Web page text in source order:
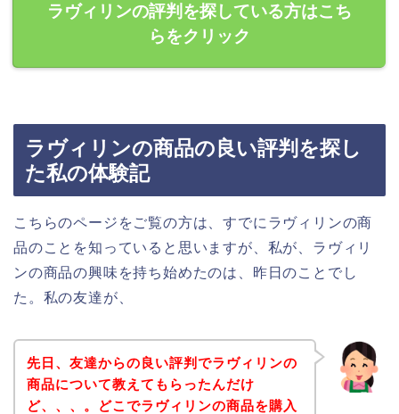
ラヴィリンの評判を探している方はこち
らをクリック
ラヴィリンの商品の良い評判を探し
た私の体験記
こちらのページをご覧の方は、すでにラヴィリンの商
品のことを知っていると思いますが、私が、ラヴィリ
ンの商品の興味を持ち始めたのは、昨日のことでし
た。私の友達が、
先日、友達からの良い評判でラヴィリンの
商品について教えてもらったんだけ
ど、、、。どこでラヴィリンの商品を購入